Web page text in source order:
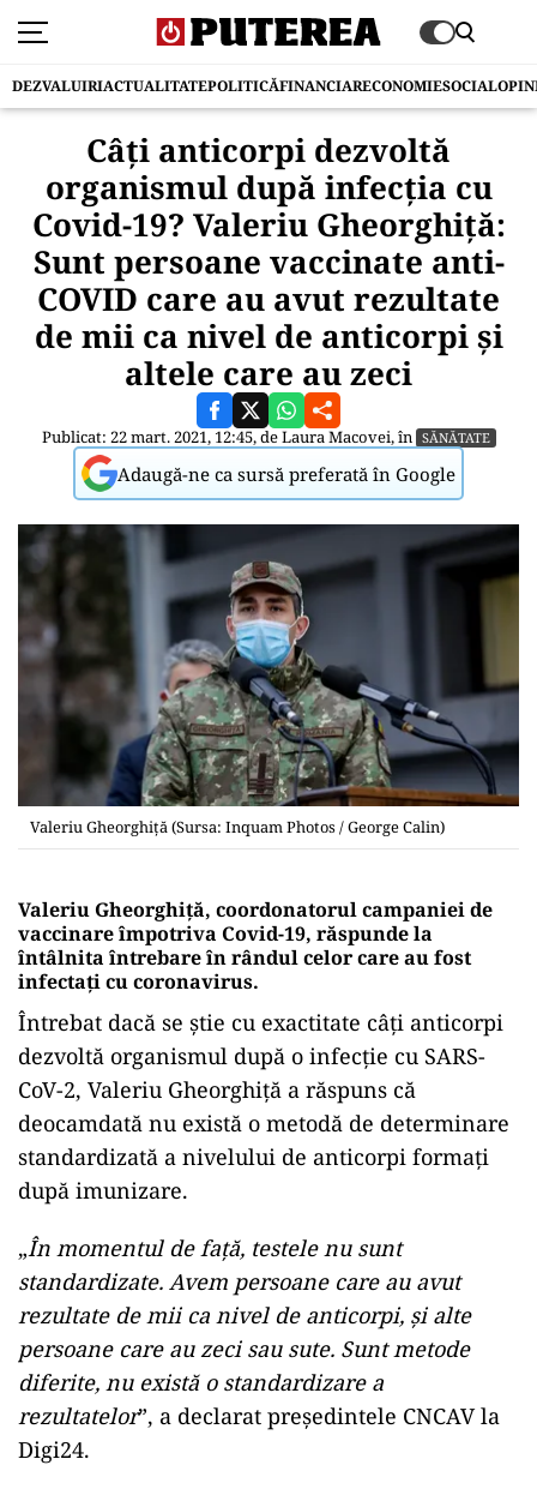
DEZVALUIRIACTUALITATEPOLITICĂFINANCIARECONOMIESOCIAL
Câți anticorpi dezvoltă
organismul după infecția cu
Covid-19? Valeriu Gheorghiță:
Sunt persoane vaccinate anti-
COVID care au avut rezultate
de mii ca nivel de anticorpi și
altele care au zeci
Publicat: 22 mart. 2021, 12:45, deLaura Macovei, în SĂNĂTATE
Adaugă-ne ca sursă preferată în Google
Valeriu Gheorghiță (Sursa: Inquam Photos / George Calin)
Valeriu Gheorghiță, coordonatorul campaniei de
vaccinare împotriva Covid-19, răspunde la
întâlnita întrebare în rândul celor care au fost
infectați cu coronavirus.
Întrebat dacă se știe cu exactitate câți anticorpi
dezvoltă organismul după o infecție cu SARS-
CoV-2, Valeriu Gheorghiță a răspuns că
deocamdată nu există o metodă de determinare
standardizată a nivelului de anticorpi formați
după imunizare.
„În momentul de față, testele nu sunt
standardizate. Avem persoane care au avut
rezultate de mii ca nivel de anticorpi, și alte
persoane care au zeci sau sute. Sunt metode
diferite, nu există o standardizare a
rezultatelor”, a declarat președintele CNCAV la
Digi24.